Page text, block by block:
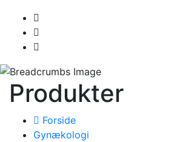
Produkter
Forside
Gynækologi